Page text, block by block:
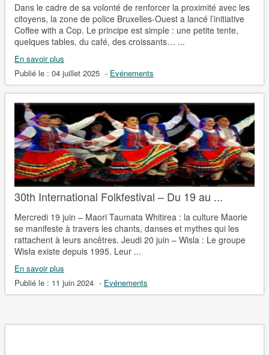
Dans le cadre de sa volonté de renforcer la proximité avec les
citoyens, la zone de police Bruxelles-Ouest a lancé l’initiative
Coffee with a Cop. Le principe est simple : une petite tente,
quelques tables, du café, des croissants… ...
En savoir plus
Publié le : 04 juillet 2025 - Evénements
30th International Folkfestival – Du 19 au ...
Mercredi 19 juin – Maori Taumata Whitirea : la culture Maorie
se manifeste à travers les chants, danses et mythes qui les
rattachent à leurs ancêtres. Jeudi 20 juin – Wisla : Le groupe
Wisła existe depuis 1995. Leur ...
En savoir plus
Publié le : 11 juin 2024 - Evénements